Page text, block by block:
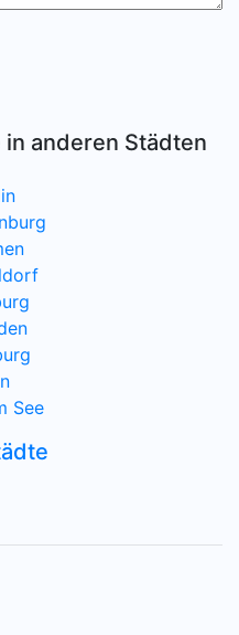
in anderen Städten
See